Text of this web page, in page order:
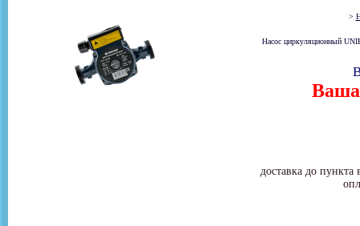
>
Насос циркуляционный
Ваша
доставка до